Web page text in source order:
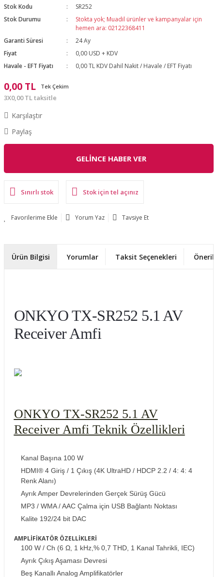
Stok Kodu
SR252
Stok Durumu
Stokta yok; Muadil ürünler ve kampanyalar için
hemen ara: 02122368411
Garanti Süresi
24 Ay
Fiyat
0,00 USD + KDV
Havale - EFT Fiyatı
0,00 TL KDV Dahil Nakit / Havale / EFT Fiyatı
0,00 TL Tek Çekim
3X0,00 TL taksitle
Karşılaştır
Paylaş
GELİNCE HABER VER
Sınırlı stok Stok için tel açınız
Yorum Yaz Tavsiye Et
Ürün Bilgisi Yorumlar Taksit Seçenekleri
ONKYO TX-SR252 5.1 AV
Receiver Amfi
ONKYO TX-SR252 5.1 AV
Receiver Amfi Teknik Özellikleri
Kanal Başına 100 W
HDMI® 4 Giriş / 1 Çıkış (4K UltraHD / HDCP 2.2 / 4: 4: 4
Renk Alanı)
Ayrık Amper Devrelerinden Gerçek Sürüş Gücü
MP3 / WMA / AAC Çalma için USB Bağlantı Noktası
Kalite 192/24 bit DAC
AMPLİFİKATÖR ÖZELLİKLERİ
100 W / Ch (6 Ω, 1 kHz,% 0,7 THD, 1 Kanal Tahrikli, IEC)
Ayrık Çıkış Aşaması Devresi
Beş Kanallı Analog Amplifikatörler